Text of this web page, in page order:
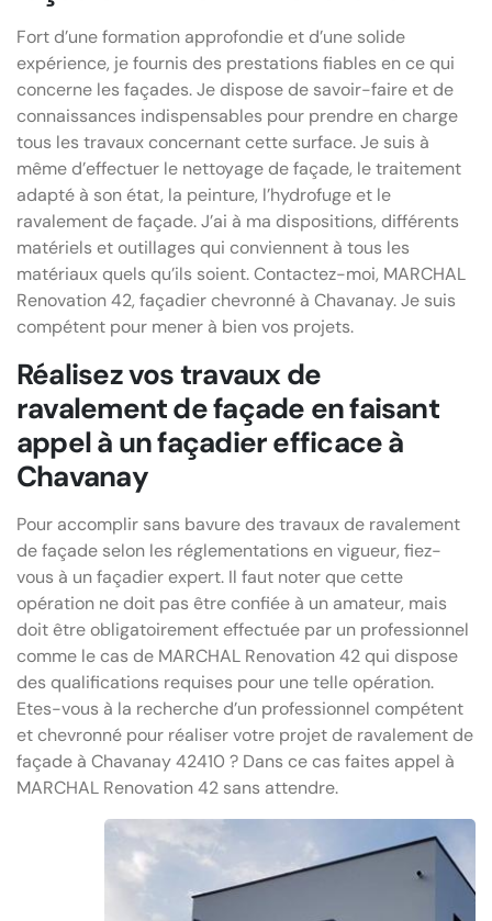
Fort d’une formation approfondie et d’une solide
expérience, je fournis des prestations fiables en ce qui
concerne les façades. Je dispose de savoir-faire et de
connaissances indispensables pour prendre en charge
tous les travaux concernant cette surface. Je suis à
même d’effectuer le nettoyage de façade, le traitement
adapté à son état, la peinture, l’hydrofuge et le
ravalement de façade. J’ai à ma dispositions, différents
matériels et outillages qui conviennent à tous les
matériaux quels qu’ils soient. Contactez-moi, MARCHAL
Renovation 42, façadier chevronné à Chavanay. Je suis
compétent pour mener à bien vos projets.
Réalisez vos travaux de
ravalement de façade en faisant
appel à un façadier efficace à
Chavanay
Pour accomplir sans bavure des travaux de ravalement
de façade selon les réglementations en vigueur, fiez-
vous à un façadier expert. Il faut noter que cette
opération ne doit pas être confiée à un amateur, mais
doit être obligatoirement effectuée par un professionnel
comme le cas de MARCHAL Renovation 42 qui dispose
des qualifications requises pour une telle opération.
Etes-vous à la recherche d’un professionnel compétent
et chevronné pour réaliser votre projet de ravalement de
façade à Chavanay 42410 ? Dans ce cas faites appel à
MARCHAL Renovation 42 sans attendre.